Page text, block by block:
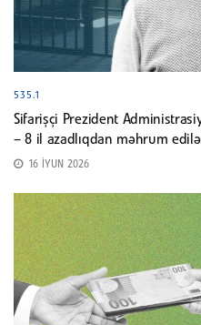
535.1
Sifarişçi Prezident
– 8 il azadlıqdan məhrum
16 İYUN 2026